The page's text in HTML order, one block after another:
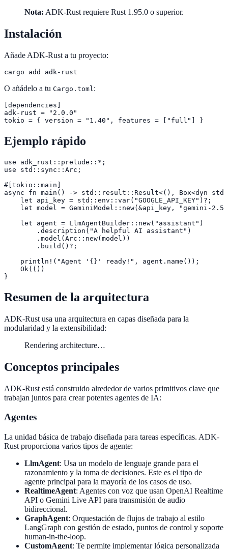
Nota: ADK-Rust requiere Rust 1.95.0 o superior.
Instalación
Añade ADK-Rust a tu proyecto:
cargo add adk-rust
O añádelo a tu Cargo.toml:
[dependencies]
adk-rust = "2.0.0"
tokio = { version = "1.40", features = ["full"] }
Ejemplo rápido
use adk_rust::prelude::*;
use std::sync::Arc;
#[tokio::main]
async fn main() -> std::result::Result<(), Box<dyn
    let api_key = std::env::var("GOOGLE_API_KEY")?;
let model = GeminiModel::new(&api_key, "gemini-
    let agent = LlmAgentBuilder::new("assistant")
        .description("A helpful AI assistant")
        .model(Arc::new(model))
        .build()?;
    println!("Agent '{}' ready!", agent.name());
    Ok(())
}
Resumen de la arquitectura
ADK-Rust usa una arquitectura en capas diseñada para la
modularidad y la extensibilidad:
Rendering architecture…
Conceptos principales
ADK-Rust está construido alrededor de varios primitivos clave que
trabajan juntos para crear potentes agentes de IA:
Agentes
La unidad básica de trabajo diseñada para tareas específicas. ADK-
Rust proporciona varios tipos de agente:
LlmAgent: Usa un modelo de lenguaje grande para el
razonamiento y la toma de decisiones. Este es el tipo de
agente principal para la mayoría de los casos de uso.
RealtimeAgent: Agentes con voz que usan OpenAI Realtime
API o Gemini Live API para transmisión de audio
bidireccional.
GraphAgent: Orquestación de flujos de trabajo al estilo
LangGraph con gestión de estado, puntos de control y soporte
human-in-the-loop.
CustomAgent: Te permite implementar lógica personalizada